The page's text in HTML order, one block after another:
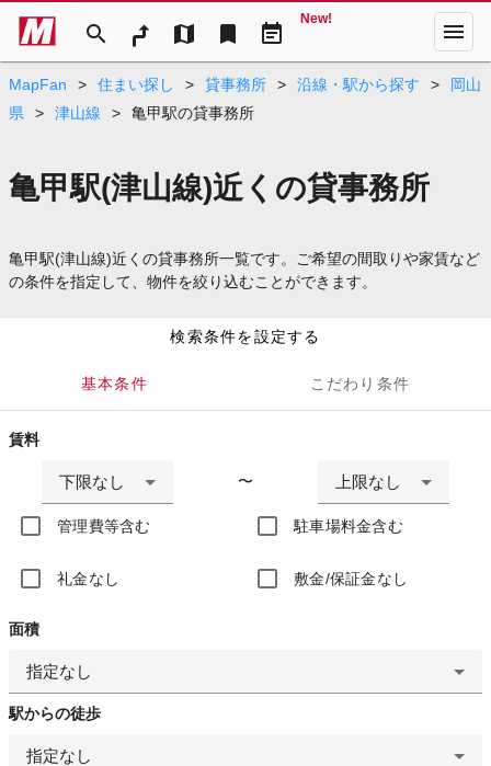
search map bookmark event_note
New! menu
MapFan > 住まい探し > 貸事務所 > 沿線・駅から探す >
岡山
県
> 津山線 > 亀甲駅の貸事務所
亀甲駅(津山線)近くの貸事務所
亀甲駅(津山線)近くの貸事務所一覧です。ご希望の間取りや家賃など
の条件を指定して、物件を絞り込むことができます。
検索条件を設定する
基本条件 こだわり条件
賃料
下限なし 〜 上限なし
管理費等含む 駐車場料金含む
礼金なし 敷金/保証金なし
面積
指定なし
駅からの徒歩
指定なし